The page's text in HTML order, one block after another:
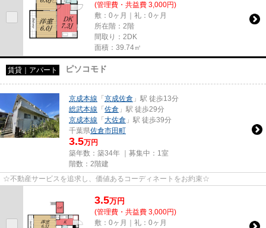
(管理費・共益費 3,000円)
敷：0ヶ月｜礼：0ヶ月
所在階：2階
間取り：2DK
面積：39.74㎡
賃貸｜アパート ピソコモド
京成本線 「京成佐倉 」駅 徒歩13分
総武本線 「佐倉 」駅 徒歩29分
京成本線 「大佐倉 」駅 徒歩39分
千葉県佐倉市田町
3.5万円
築年数：築34年 ｜募集中： 1室
階数：2階建
☆不動産サービスを追求し、価値あるコーディネートをお約束☆
3.5万円
(管理費・共益費 3,000円)
敷：0ヶ月｜礼：0ヶ月